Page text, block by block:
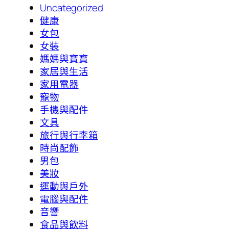
Uncategorized
健康
女包
女裝
媽媽與寶寶
家居與生活
家用電器
寵物
手機與配件
文具
旅行與行李箱
時尚配飾
男包
美妝
運動與戶外
電腦與配件
音響
食品與飲料